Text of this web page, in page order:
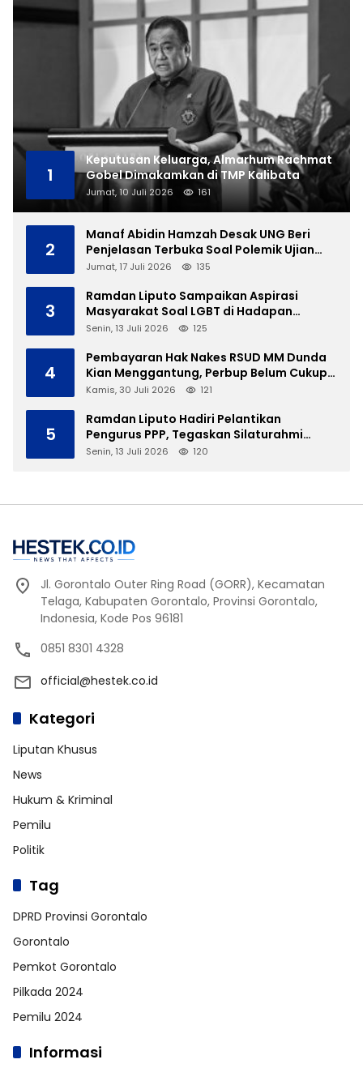
1
Keputusan Keluarga, Almarhum Rachmat
Gobel Dimakamkan di TMP Kalibata
Jumat, 10 Juli 2026 161
2
Manaf Abidin Hamzah Desak UNG Beri
Penjelasan Terbuka Soal Polemik Ujian
Skripsi Mahasiswi
Jumat, 17 Juli 2026 135
3
Ramdan Liputo Sampaikan Aspirasi
Masyarakat Soal LGBT di Hadapan
Gubernur Gusnar
Senin, 13 Juli 2026 125
4
Pembayaran Hak Nakes RSUD MM Dunda
Kian Menggantung, Perbup Belum Cukup
Tanpa Direktur Definitif
Kamis, 30 Juli 2026 121
5
Ramdan Liputo Hadiri Pelantikan
Pengurus PPP, Tegaskan Silaturahmi
Antarpartai Kunci Membangun Gorontalo
Senin, 13 Juli 2026 120
Jl. Gorontalo Outer Ring Road (GORR), Kecamatan
Telaga, Kabupaten Gorontalo, Provinsi Gorontalo,
Indonesia, Kode Pos 96181
0851 8301 4328
official@hestek.co.id
Kategori
Liputan Khusus
News
Hukum & Kriminal
Pemilu
Politik
Tag
DPRD Provinsi Gorontalo
Gorontalo
Pemkot Gorontalo
Pilkada 2024
Pemilu 2024
Informasi